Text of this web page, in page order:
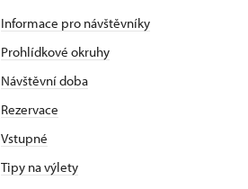
Informace pro návštěvníky
Prohlídkové okruhy
Návštěvní doba
Rezervace
Vstupné
Tipy na výlety